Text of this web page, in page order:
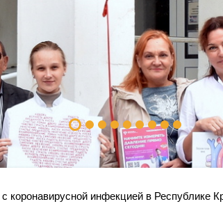
коронавирусной инфекцией в Республике